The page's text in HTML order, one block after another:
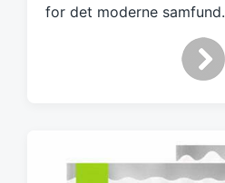
for det moderne samfund.